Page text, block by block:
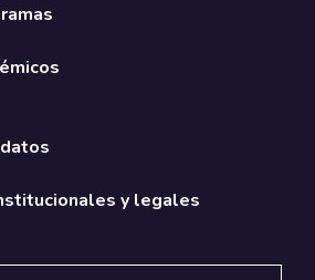
y legales